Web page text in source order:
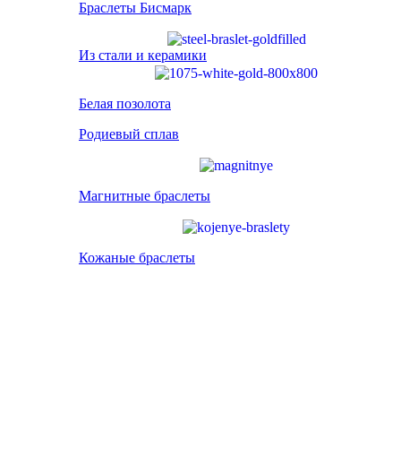
Браслеты Бисмарк
Из стали и керамики
Белая позолота
Родиевый сплав
Магнитные браслеты
Кожаные браслеты